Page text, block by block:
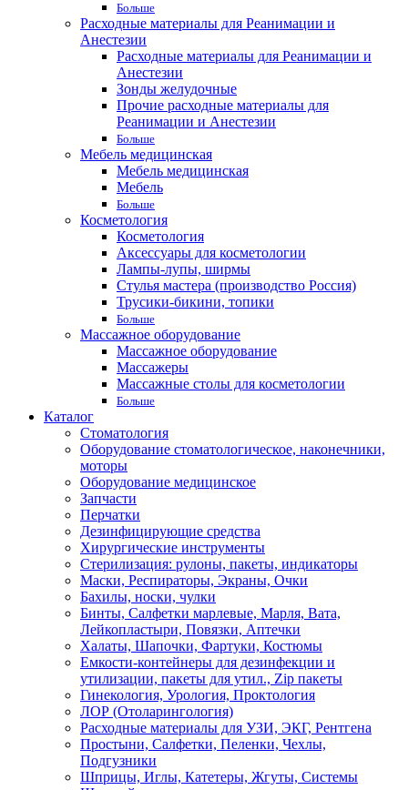
Больше
Расходные материалы для Реанимации и
Анестезии
Расходные материалы для Реанимации и
Анестезии
Зонды желудочные
Прочие расходные материалы для
Реанимации и Анестезии
Больше
Мебель медицинская
Мебель медицинская
Мебель
Больше
Косметология
Косметология
Аксессуары для косметологии
Лампы-лупы, ширмы
Стулья мастера (производство Россия)
Трусики-бикини, топики
Больше
Массажное оборудование
Массажное оборудование
Массажеры
Массажные столы для косметологии
Больше
Каталог
Стоматология
Оборудование стоматологическое, наконечники,
моторы
Оборудование медицинское
Запчасти
Перчатки
Дезинфицирующие средства
Хирургические инструменты
Стерилизация: рулоны, пакеты, индикаторы
Маски, Респираторы, Экраны, Очки
Бахилы, носки, чулки
Бинты, Салфетки марлевые, Марля, Вата,
Лейкопластыри, Повязки, Аптечки
Халаты, Шапочки, Фартуки, Костюмы
Емкости-контейнеры для дезинфекции и
утилизации, пакеты для утил., Zip пакеты
Гинекология, Урология, Проктология
ЛОР (Отоларингология)
Расходные материалы для УЗИ, ЭКГ, Рентгена
Простыни, Салфетки, Пеленки, Чехлы,
Подгузники
Шприцы, Иглы, Катетеры, Жгуты, Системы